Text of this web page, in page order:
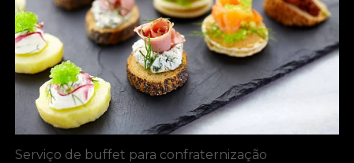
Serviço de buffet para confraternização